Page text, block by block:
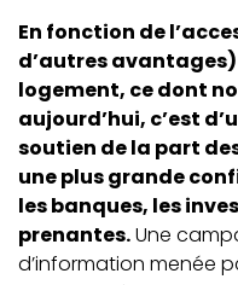
En fonction de
d’autres
logement, ce dont
aujourd’hui, c’est
soutien de la part
une plus grande
les banques, les
prenantes.Une
d’information menée